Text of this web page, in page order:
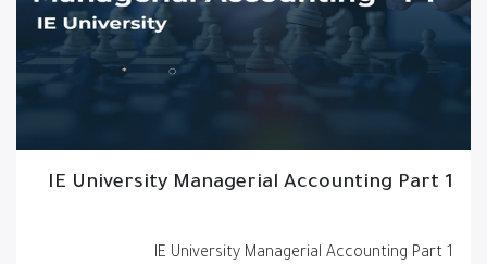
IE University Managerial Accounting Part 1
IE University Managerial Accounting Part 1